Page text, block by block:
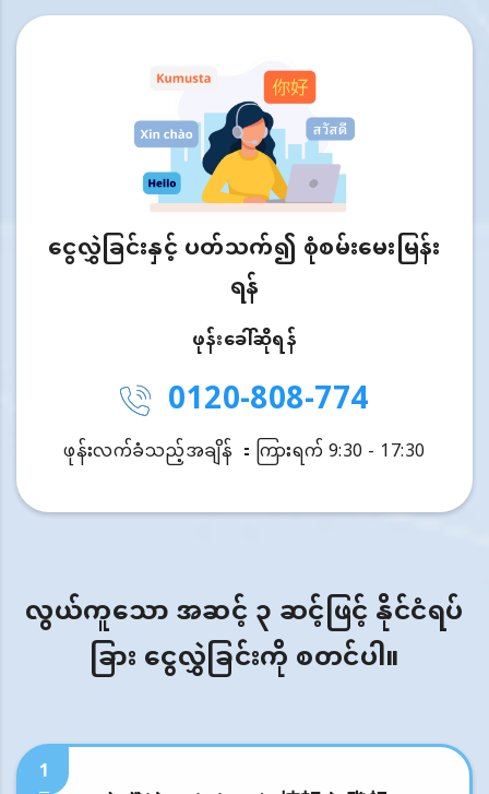
ငွေလွှဲခြင်းနှင့် ပတ်သက်၍ စုံစမ်းမေးမြန်း
ရန်
ဖုန်းခေါ်ဆိုရန်
0120-808-774
ဖုန်းလက်ခံသည့်အချိန် ：ကြားရက် 9:30 - 17:30
လွယ်ကူသော အဆင့် ၃ ဆင့်ဖြင့် နိုင်ငံရပ်
ခြား ငွေလွှဲခြင်းကို စတင်ပါ။
1